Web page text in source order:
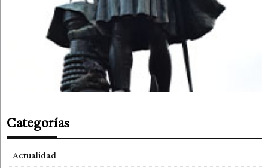
Categorías
Actualidad